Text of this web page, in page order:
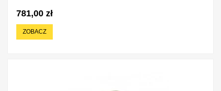
781,00 zł
ZOBACZ